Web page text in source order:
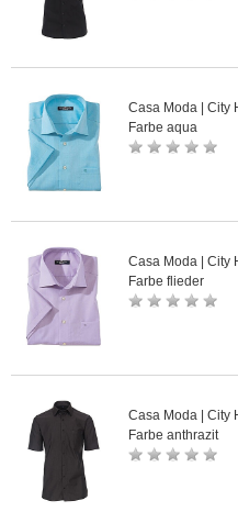
Casa Moda | City
Farbe aqua
Casa Moda | City
Farbe flieder
Casa Moda | City
Farbe anthrazit